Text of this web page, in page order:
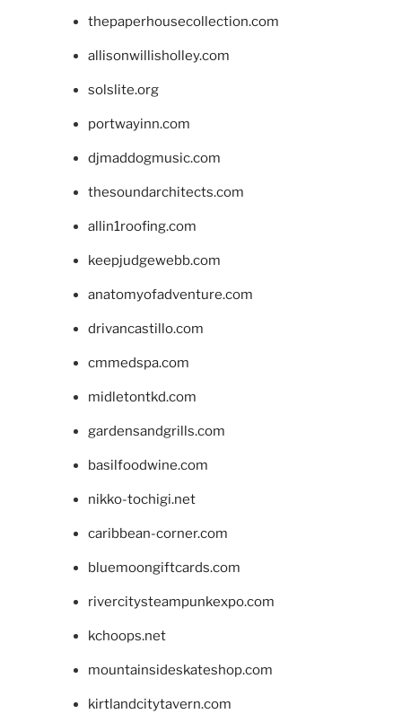
thepaperhousecollection.com
allisonwillisholley.com
solslite.org
portwayinn.com
djmaddogmusic.com
thesoundarchitects.com
allin1roofing.com
keepjudgewebb.com
anatomyofadventure.com
drivancastillo.com
cmmedspa.com
midletontkd.com
gardensandgrills.com
basilfoodwine.com
nikko-tochigi.net
caribbean-corner.com
bluemoongiftcards.com
rivercitysteampunkexpo.com
kchoops.net
mountainsideskateshop.com
kirtlandcitytavern.com